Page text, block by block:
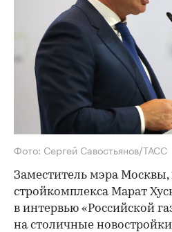
Фото: Сергей Савостьянов/ТАСС
Заместитель мэра Москвы,
стройкомплекса Марат
в интервью «Российской
на столичные